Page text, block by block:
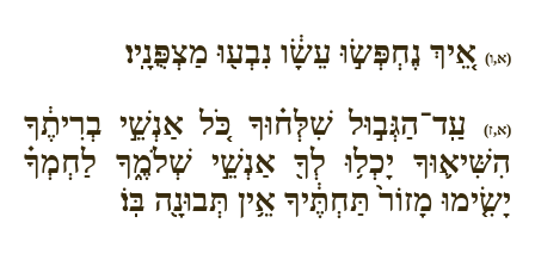
(א,ו) אֵ֚יךְ נֶחְפְּשׂ֣וּ עֵשָׂ֔ו נִבְע֖וּ מַצְפֻּנָֽיו׃
(א,ז)
עַֽד־הַגְּב֣וּל שִׁלְּח֗וּךָ כֹּ֚ל אַנְשֵׁ֣י בְרִיתֶ֔ךָ
הִשִּׁיא֛וּךָ יָכְל֥וּ לְךָ֖ אַנְשֵׁ֣י שְׁלֹמֶ֑ךָ לַחְמְךָ֗
יָשִׂ֤ימוּ מָזוֹר֙ תַּחְתֶּ֔יךָ אֵ֥ין תְּבוּנָ֖ה בּֽוֹ׃